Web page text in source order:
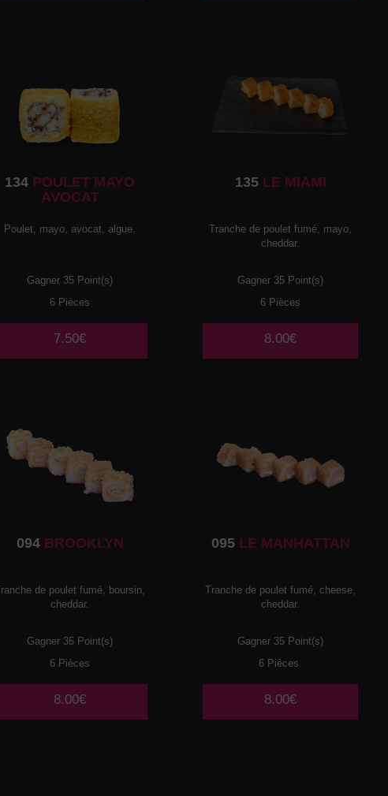
134 POULET MAYO
AVOCAT
Poulet, mayo, avocat, algue.
Gagner 35 Point(s)
6 Pièces
7.50€
135LE MIAMI
Tranche de poulet fumé, mayo,
cheddar.
Gagner 35 Point(s)
6 Pièces
8.00€
094BROOKLYN
de poulet fumé, boursin,
cheddar.
Gagner 35 Point(s)
6 Pièces
8.00€
095LE MANHATTAN
Tranche de poulet fumé, cheese,
cheddar.
Gagner 35 Point(s)
6 Pièces.
8.00€